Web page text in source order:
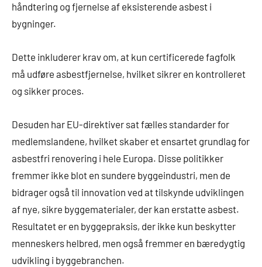
håndtering og fjernelse af eksisterende asbest i
bygninger.
Dette inkluderer krav om, at kun certificerede fagfolk
må udføre asbestfjernelse, hvilket sikrer en kontrolleret
og sikker proces.
Desuden har EU-direktiver sat fælles standarder for
medlemslandene, hvilket skaber et ensartet grundlag for
asbestfri renovering i hele Europa. Disse politikker
fremmer ikke blot en sundere byggeindustri, men de
bidrager også til innovation ved at tilskynde udviklingen
af nye, sikre byggematerialer, der kan erstatte asbest.
Resultatet er en byggepraksis, der ikke kun beskytter
menneskers helbred, men også fremmer en bæredygtig
udvikling i byggebranchen.